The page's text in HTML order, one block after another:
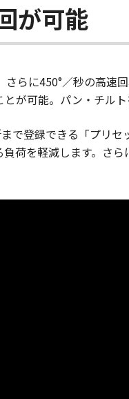
が可能
らに450°／秒の高速
が可能。パン・チル
で登録できる「プリ
荷を軽減します。さ